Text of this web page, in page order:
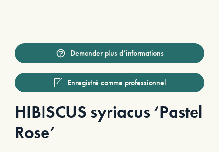
Demander plus d’informations
Enregistré comme professionnel
HIBISCUS syriacus ‘Pastel
Rose’